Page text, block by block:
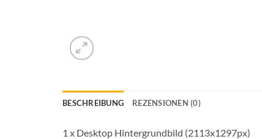
BESCHREIBUNG REZENSIONEN (0)
1 x Desktop Hintergrundbild (2113x1297px)